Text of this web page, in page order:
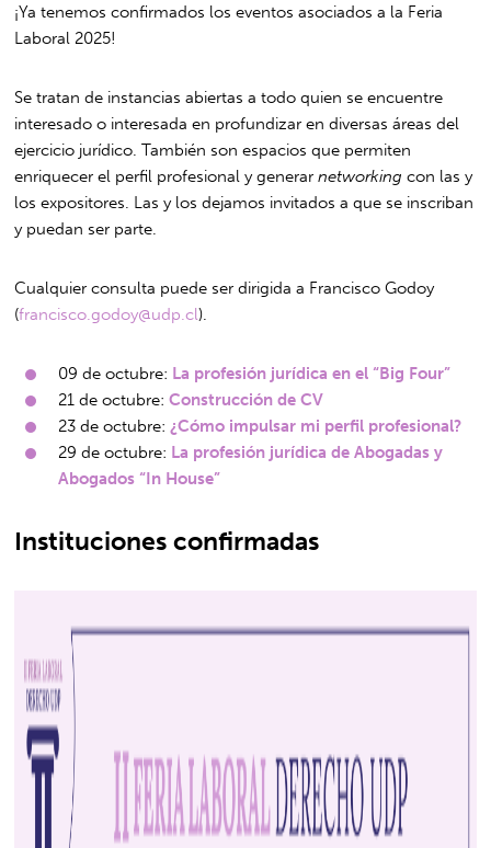
¡Ya tenemos confirmados los eventos asociados a la Feria
Laboral 2025!
Se tratan de instancias abiertas a todo quien se encuentre
interesado o interesada en profundizar en diversas áreas del
ejercicio jurídico. También son espacios que permiten
enriquecer el perfil profesional y generarnetworking con las y
los expositores. Las y los dejamos invitados a que se inscriban
y puedan ser parte.
Cualquier consulta puede ser dirigida a Francisco Godoy
(francisco.godoy@udp.cl).
09 de octubre: La profesión jurídica en el “Big Four”
21 de octubre:Construcción de CV
23 de octubre: ¿Cómo impulsar mi perfil profesional?
29 de octubre: La profesión jurídica de Abogadas y
Abogados “In House”
Instituciones confirmadas